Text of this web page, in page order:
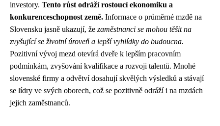
investory. Tento růst odráží rostoucí ekonomiku a
konkurenceschopnost země. Informace o průměrné mzdě na
Slovensku jasně ukazují, že zaměstnanci se mohou těšit na
zvyšující se životní úroveň a lepší vyhlídky do budoucna.
Pozitivní vývoj mezd otevírá dveře k lepším pracovním
podmínkám, zvyšování kvalifikace a rozvoji talentů. Mnohé
slovenské firmy a odvětví dosahují skvělých výsledků a stávají
se lídry ve svých oborech, což se pozitivně odráží i na mzdách
jejich zaměstnanců.